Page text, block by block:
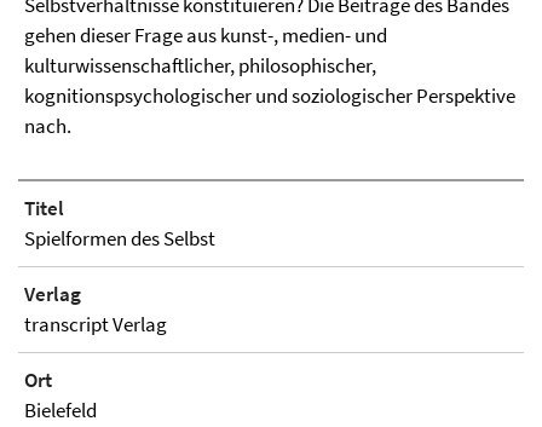
gehen dieser Frage aus kunst-, medien- und
kulturwissenschaftlicher, philosophischer,
kognitionspsychologischer und soziologischer Perspektive
nach.
Titel
Spielformen des Selbst
Verlag
transcript Verlag
Ort
Bielefeld